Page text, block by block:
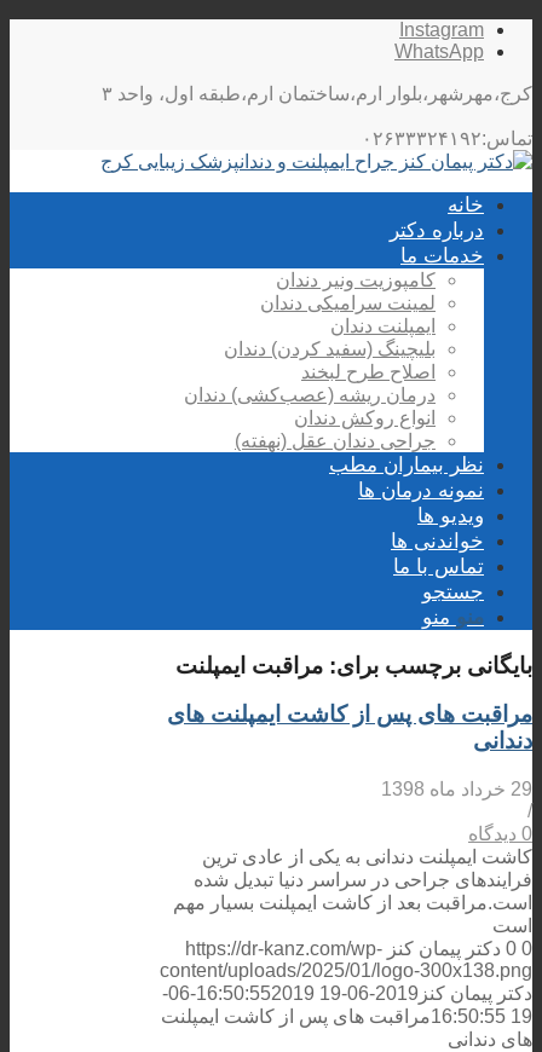
Instagram
WhatsApp
کرج،مهرشهر،بلوار ارم،ساختمان ارم،طبقه اول، واحد ۳
تماس:۰۲۶۳۳۳۲۴۱۹۲
خانه
درباره دکتر
خدمات ما
کامپوزیت ونیر دندان
لمینت سرامیکی دندان
ایمپلنت دندان
بلیچینگ (سفید کردن) دندان
اصلاح طرح لبخند
درمان ریشه (عصب‌کشی) دندان
انواع روکش دندان
جراحی دندان عقل (نهفته)
نظر بیماران مطب
نمونه درمان ها
ویدیو ها
خواندنی ها
تماس با ما
جستجو
منو منو
بایگانی برچسب برای: مراقبت ایمپلنت
مراقبت های پس از کاشت ایمپلنت های
دندانی
29 خرداد ماه 1398
/
0 دیدگاه
کاشت ایمپلنت دندانی به یکی از عادی ترین
فرایندهای جراحی در سراسر دنیا تبدیل شده
است.مراقبت بعد از کاشت ایمپلنت بسیار مهم
است
0
0 دکتر پیمان کنز https://dr-kanz.com/wp-
content/uploads/2025/01/logo-300x138.png
دکتر پیمان کنز 2019-06-19 16:50:55
2019-06-
19 16:50:55
مراقبت های پس از کاشت ایمپلنت
های دندانی